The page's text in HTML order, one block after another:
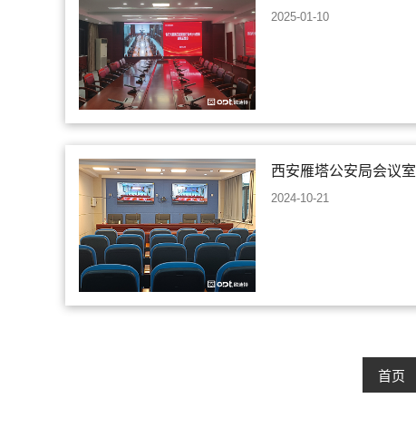
2025-01-10
西安雁塔公安局会议室
2024-10-21
首页